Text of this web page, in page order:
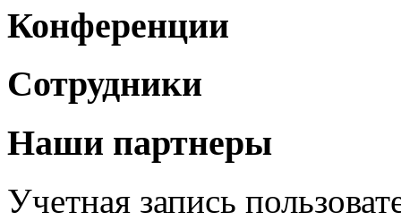
Конференции
Сотрудники
Наши партнеры
Учетная запись